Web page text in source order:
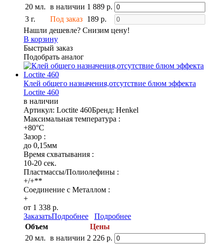
20 мл. в наличии 1 889 р.
3 г.
Под заказ 189 р.
Нашли дешевле? Снизим цену!
В корзину
Быстрый заказ
Подобрать аналог
Клей общего назначения,отсутствие блюм эффекта
Loctite 460
в наличии
Артикул: Loctite 460Бренд: Henkel
Максимальная температура :
+80°C
Зазор :
до 0,15мм
Время схватывания :
10-20 сек.
Пластмассы/Полиолефины :
+/+**
Соединение с Металлом :
+
от 1 338 р.
ЗаказатьПодробнее
Подробнее
Объем
Цены
20 мл. в наличии 2 226 р.